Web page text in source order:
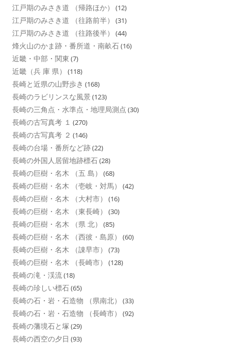
江戸期のみさき道 （帰路ほか） (12)
江戸期のみさき道 （往路前半） (31)
江戸期のみさき道 （往路後半） (44)
烽火山のかま跡・番所道・南畝石(16)
近畿・中部・関東 (7)
近畿（兵 庫 県） (118)
長崎と近県の山野歩き (168)
長崎のラビリンスな風景 (123)
長崎の三角点・水準点・地理局測点 (30)
長崎の古写真考 １ (270)
長崎の古写真考 ２ (146)
長崎の台場・番所など跡(22)
長崎の外国人居留地跡標石(28)
長崎の巨樹・名木 （五 島） (68)
長崎の巨樹・名木 （壱岐・対馬） (42)
長崎の巨樹・名木 （大村市） (16)
長崎の巨樹・名木 （東長崎） (30)
長崎の巨樹・名木 （県 北） (85)
長崎の巨樹・名木 （西彼・島原） (60)
長崎の巨樹・名木 （諌早市） (73)
長崎の巨樹・名木 （長崎市） (128)
長崎の滝・渓流(18)
長崎の珍しい標石(65)
長崎の石・岩・石造物 （県南北） (33)
長崎の石・岩・石造物 （長崎市） (92)
長崎の藩境石と塚 (29)
長崎の西空の夕日 (93)